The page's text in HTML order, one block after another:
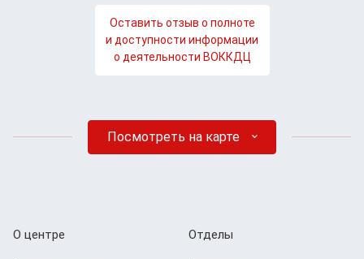
Оставить отзыв о полноте
и доступности информации
о деятельности ВОККДЦ
Посмотреть на карте
О центре Отделы